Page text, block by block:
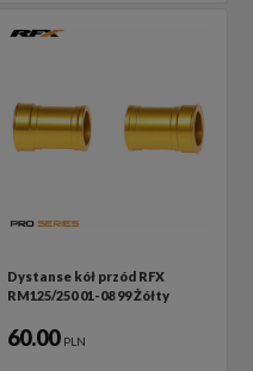
Dystanse kół przód RFX
RM125/250 01-08 99 Żółty
60.00 PLN